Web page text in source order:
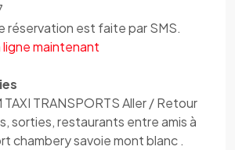
réservation est faite par SMS.
ligne maintenant
TAXI TRANSPORTS Aller / Retour
sorties, restaurants entre amis à
chambery savoie mont blanc .